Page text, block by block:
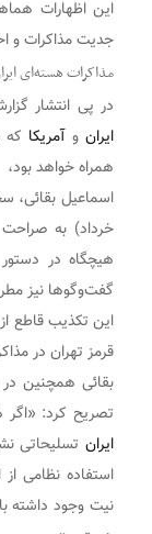
این اظهارات
جدیت مذاکرات و
مذاکرات هسته‌ای
در پی انتشار
ایرانوآمریکا که
همراه خواهد بود،
اسماعیل بقائی،
خرداد) به
هیچگاه در
گفت‌وگوها نیز
این تکذیب قاطع
قرمز تهران در
بقائی همچنین
تصریح کرد:
ایرانتسلیحاتی
استفاده نظامی
نیت وجود داشته